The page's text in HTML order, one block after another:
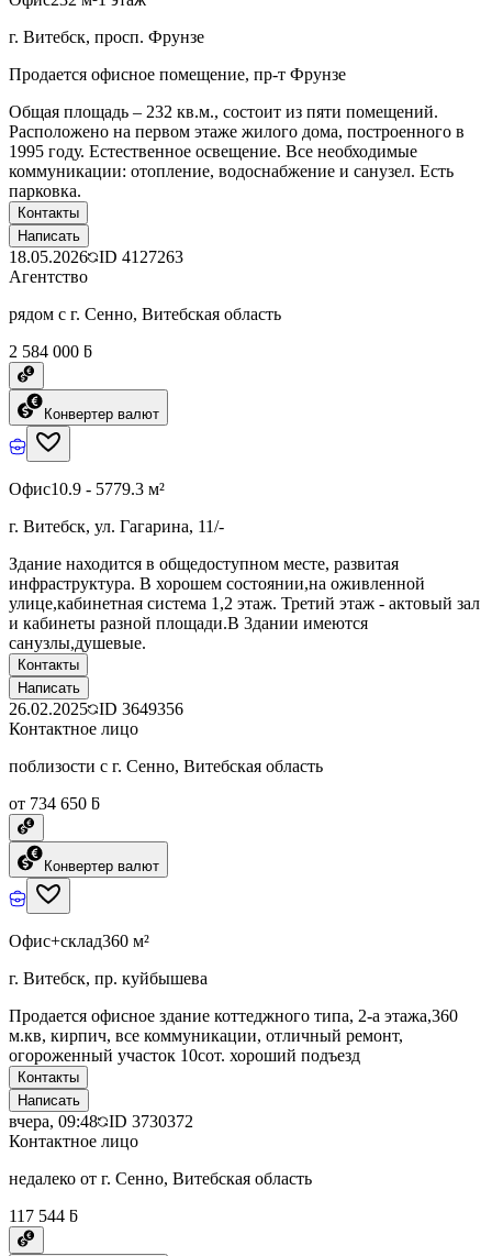
г. Витебск, просп. Фрунзе
Продается офисное помещение, пр-т Фрунзе
Общая площадь – 232 кв.м., состоит из пяти помещений.
Расположено на первом этаже жилого дома, построенного в
1995 году. Естественное освещение. Все необходимые
коммуникации: отопление, водоснабжение и санузел. Есть
парковка.
Контакты
Написать
18.05.2026 ID 4127263
Агентство
рядом с г. Сенно, Витебская область
2 584 000 ƃ
Конвертер валют
Офис10.9 - 5779.3 м²
г. Витебск, ул. Гагарина, 11/-
Здание находится в общедоступном месте, развитая
инфраструктура. В хорошем состоянии,на оживленной
улице,кабинетная система 1,2 этаж. Третий этаж - актовый зал
и кабинеты разной площади.В 3дании имеются
санузлы,душевые.
Контакты
Написать
26.02.2025 ID 3649356
Контактное лицо
поблизости с г. Сенно, Витебская область
от 734 650 ƃ
Конвертер валют
Офис+склад360 м²
г. Витебск, пр. куйбышева
Продается офисное здание коттеджного типа, 2-а этажа,360
м.кв, кирпич, все коммуникации, отличный ремонт,
огороженный участок 10сот. хороший подъезд
Контакты
Написать
вчера, 09:48 ID 3730372
Контактное лицо
недалеко от г. Сенно, Витебская область
117 544 ƃ